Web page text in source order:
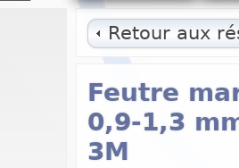
Retour aux
Feutre
0,9-1,3
3M